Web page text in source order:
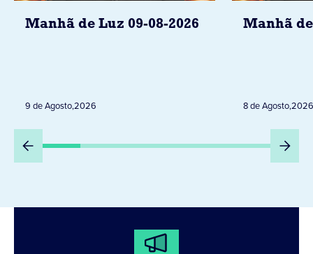
Manhã de Luz 09-08-2026
9 de Agosto,2026
Manhã de
8 de Agosto,2026